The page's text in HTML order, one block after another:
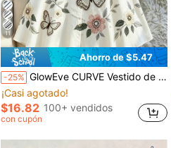
11
Ahorro de $5.47
-25% GlowEve CURVE Vestido de mujer talla grande elegante y casual para uso diario, minimalista, nuevo, a rayas, corte A, manga corta, primavera y verano
¡Casi agotado!
$16.82 100+ vendidos
con cupón